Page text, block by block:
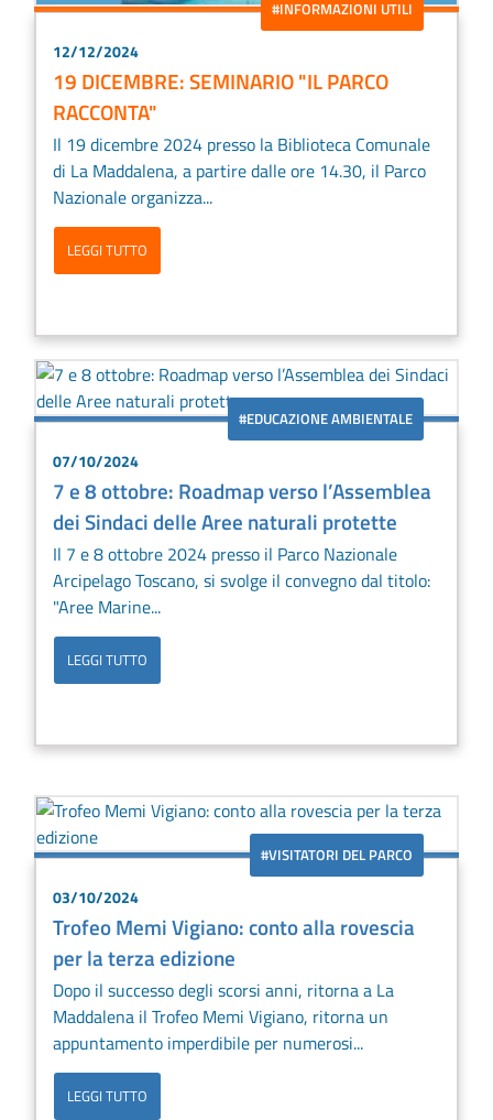
#INFORMAZIONI UTILI
12/12/2024
19 DICEMBRE: SEMINARIO "IL PARCO
RACCONTA"
Il 19 dicembre 2024 presso la Biblioteca Comunale
di La Maddalena, a partire dalle ore 14.30, il Parco
Nazionale organizza...
LEGGI TUTTO
#EDUCAZIONE AMBIENTALE
07/10/2024
7 e 8 ottobre: Roadmap verso l’Assemblea
dei Sindaci delle Aree naturali protette
Il 7 e 8 ottobre 2024 presso il Parco Nazionale
Arcipelago Toscano, si svolge il convegno dal titolo:
"Aree Marine...
LEGGI TUTTO
#VISITATORI DEL PARCO
03/10/2024
Trofeo Memi Vigiano: conto alla rovescia
per la terza edizione
Dopo il successo degli scorsi anni, ritorna a La
Maddalena il Trofeo Memi Vigiano, ritorna un
appuntamento imperdibile per numerosi...
LEGGI TUTTO